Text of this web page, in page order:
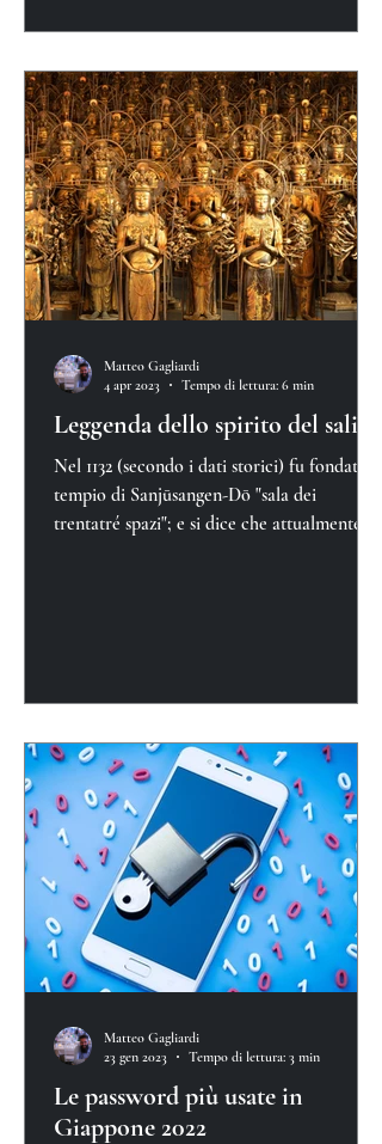
Leggenda dello spirito del salice
Nel 1132 (secondo i dati storici) fu fondato il
tempio di Sanjūsangen-Dō "sala dei
trentatré spazi"; e si dice che attualmente
Matteo Gagliardi
4 apr 2023
Tempo di lettura: 6 min
Le password più usate in
Giappone 2022
Matteo Gagliardi
23 gen 2023
Tempo di lettura: 3 min